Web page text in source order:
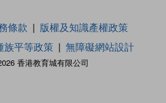
香港教育城有限公司
條款
版權及知識產權政策
族平等政策 無障礙網站設計